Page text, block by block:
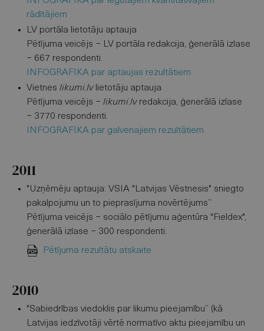
rādītājiem
LV portāla lietotāju aptauja
Pētījuma veicējs − LV portāla redakcija, ģenerālā izlase
− 667 respondenti.
INFOGRAFIKA par aptaujas rezultātiem
Vietnes likumi.lvlietotāju aptauja
Pētījuma veicējs − likumi.lvredakcija, ģenerālā izlase
− 3770 respondenti.
INFOGRAFIKA par galvenajiem rezultātiem
2011
"Uzņēmēju aptauja: VSIA "Latvijas Vēstnesis" sniegto
pakalpojumu un to pieprasījuma novērtējums”
Pētījuma veicējs − sociālo pētījumu aģentūra "Fieldex",
ģenerālā izlase − 300 respondenti.
Pētījuma rezultātu atskaite
2010
"Sabiedrības viedoklis par likumu pieejamību” (kā
Latvijas iedzīvotāji vērtē normatīvo aktu pieejamību un